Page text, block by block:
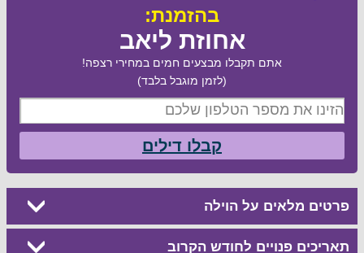
בהזמנת:
אחוזת ליאב
אתם תקבלו מבצעים חמים במחירי רצפה!
(לזמן מוגבל בלבד)
קבלו דילים
פרטים מלאים על הוילה
תאריכים פנויים לחודש הקרוב